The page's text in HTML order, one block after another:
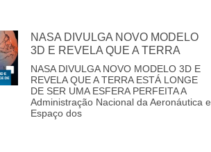
NASA DIVULGA NOVO MODELO
3D E REVELA QUE A TERRA
NASA DIVULGA NOVO MODELO 3D E
REVELA QUE A TERRA ESTÁ LONGE
DE SER UMA ESFERA PERFEITA A
Administração Nacional da Aeronáutica e
Espaço dos